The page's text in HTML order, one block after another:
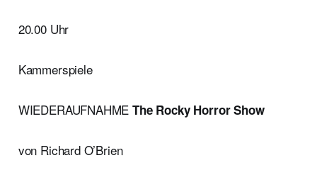
20.00 Uhr
Kammerspiele
WIEDERAUFNAHMEThe Rocky Horror Show
von Richard O’Brien